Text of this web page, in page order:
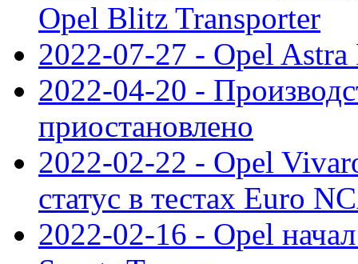
Opel Blitz Transporter
2022-07-27 - Opel
2022-04-20 -
приостановлено
2022-02-22 - Opel
статус в тестах Euro
2022-02-16 - Opel